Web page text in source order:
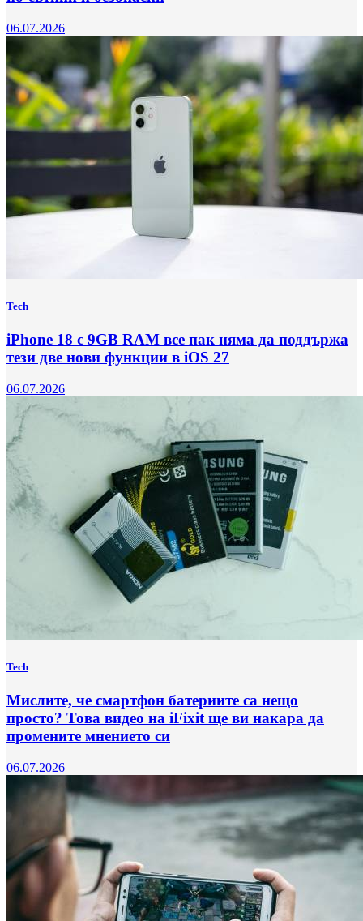
06.07.2026
Tech
iPhone 18 с 9GB RAM все пак няма да поддържа
тези две нови функции в iOS 27
06.07.2026
Tech
Мислите, че смартфон батериите са нещо
просто? Това видео на iFixit ще ви накара да
промените мнението си
06.07.2026